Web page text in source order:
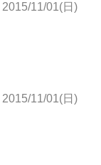
2015/11/01(日)
2015/11/01(日)